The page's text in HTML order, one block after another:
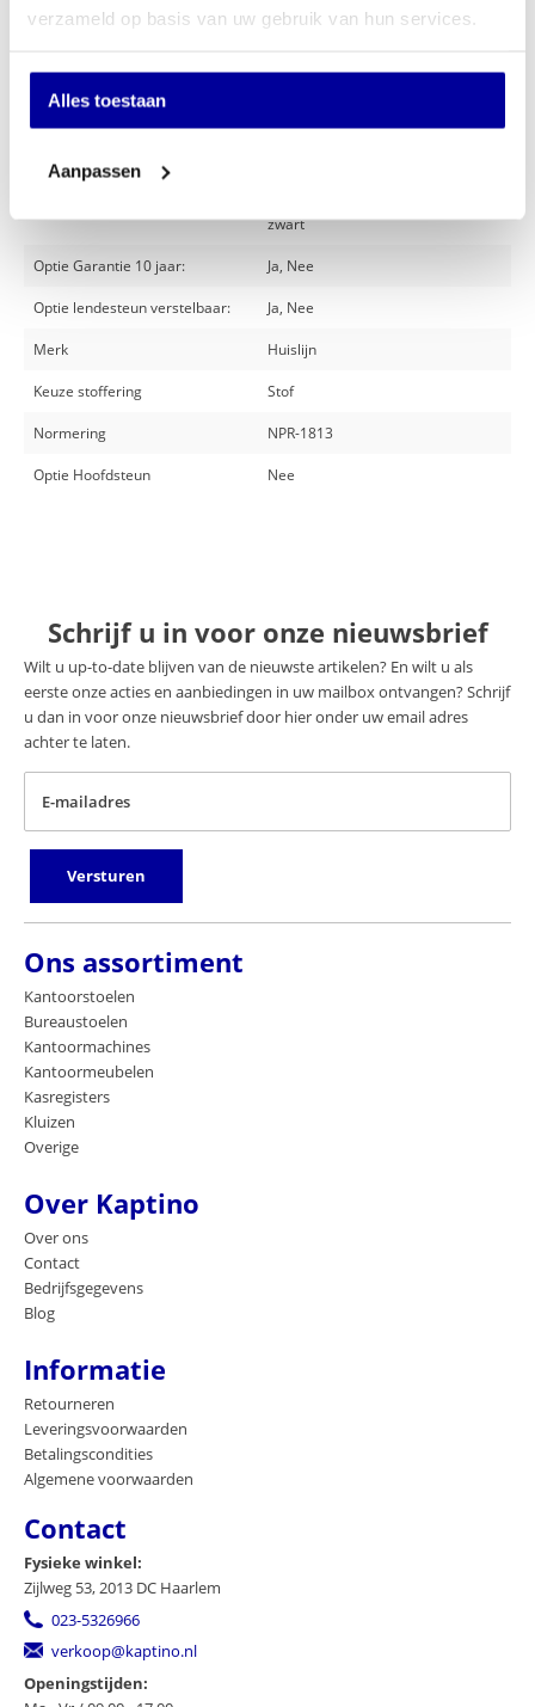
verzameld op basis van uw gebruik van hun services.
Alles toestaan
Aanpassen
Offerte aanvragen
Op verlanglijstje
zwart
Optie Garantie 10 jaar: Ja, Nee
Optie lendesteun verstelbaar: Ja, Nee
Merk Huislijn
Keuze stoffering Stof
Normering NPR-1813
Optie Hoofdsteun Nee
Schrijf u in voor onze nieuwsbrief
Wilt u up-to-date blijven van de nieuwste artikelen? En wilt u als
eerste onze acties en aanbiedingen in uw mailbox ontvangen? Schrijf
u dan in voor onze nieuwsbrief door hier onder uw email adres
achter te laten.
E-mailadres
Versturen
Ons assortiment
Kantoorstoelen
Bureaustoelen
Kantoormachines
Kantoormeubelen
Kasregisters
Kluizen
Overige
Over Kaptino
Over ons
Contact
Bedrijfsgegevens
Blog
Informatie
Retourneren
Leveringsvoorwaarden
Betalingscondities
Algemene voorwaarden
Contact
Fysieke winkel:
Zijlweg 53, 2013 DC Haarlem
023-5326966
verkoop@kaptino.nl
Openingstijden: